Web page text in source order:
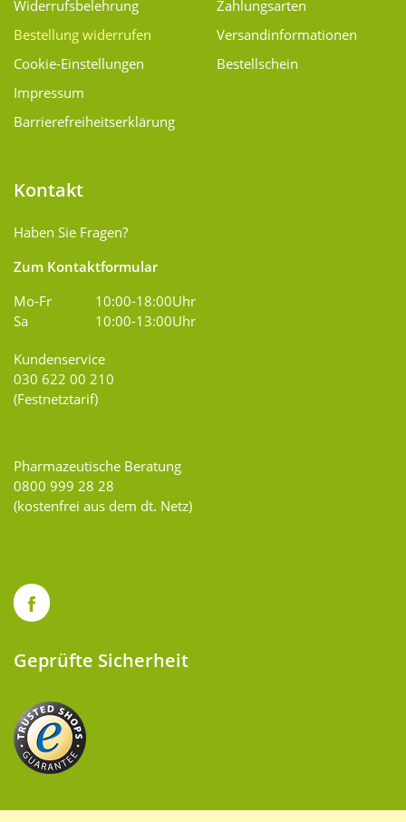
Widerrufsbelehrung
Bestellung widerrufen
Cookie-Einstellungen
Impressum
Barrierefreiheitserklärung
Zahlungsarten
Versand­informationen
Bestellschein
Kontakt
Haben Sie Fragen?
Zum Kontaktformular
Mo-Fr
10:00-18:00Uhr
Sa
10:00-13:00Uhr
Kundenservice
030 622 00 210
(Festnetztarif)
Pharmazeutische Beratung
0800 999 28 28
(kostenfrei aus dem dt. Netz)
Geprüfte Sicherheit